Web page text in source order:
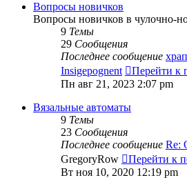
Вопросы новичков
Вопросы новичков в чулочно-
9 Темы
29 Сообщения
Последнее сообщение
Insigepognent
Перейти к
Пн авг 21, 2023 2:07 pm
Вязальные автоматы
9 Темы
23 Сообщения
Последнее сообщение Re:
GregoryRow
Перейти к
Вт ноя 10, 2020 12:19 pm